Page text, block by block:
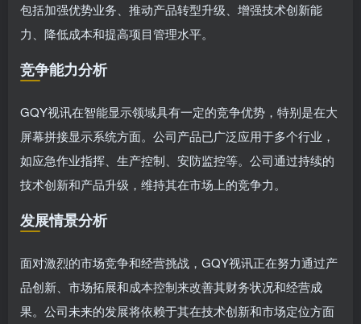
包括加强优势业务、推动产品转型升级、增强技术创新能
力、降低成本和提高项目管理水平。
竞争能力分析
GQY视讯在智能显示领域具有一定的竞争优势，特别是在大
屏幕拼接显示系统方面。公司产品已广泛应用于多个行业，
如应急作业指挥、生产控制、安防监控等。公司通过持续的
技术创新和产品升级，维持其在市场上的竞争力。
发展情景分析
面对激烈的市场竞争和经营挑战，GQY视讯正在努力通过产
品创新、市场拓展和成本控制来改善其财务状况和经营成
果。公司未来的发展将依赖于其在技术创新和市场定位方面